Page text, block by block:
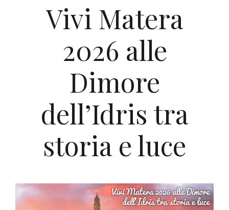
Vivi Matera
2026 alle
Dimore
dell’Idris tra
storia e luce